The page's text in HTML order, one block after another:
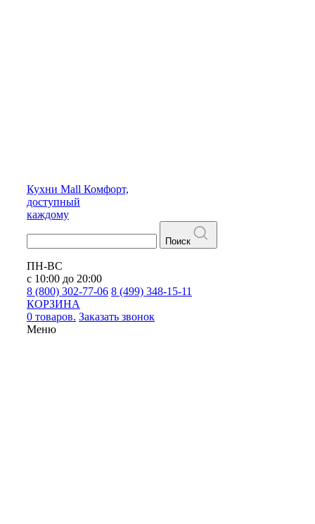
Кухни Mall Комфорт,
доступный
каждому
Поиск
ПН-ВС
с 10:00 до 20:00
8 (800) 302-77-06 8 (499) 348-15-11
КОРЗИНА
0 товаров. Заказать звонок
Меню